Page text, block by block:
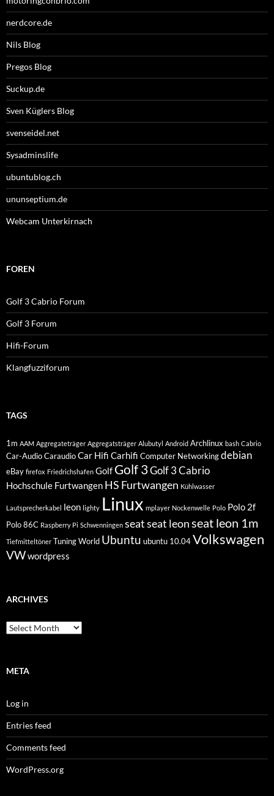
nerdcore.de
Nils Blog
Pregos Blog
Suckup.de
Sven Küglers Blog
svenseidel.net
Sysadminslife
ubuntublog.ch
ununseptium.de
Webcam Unterkirnach
FOREN
Golf 3 Cabrio Forum
Golf 3 Forum
Hifi-Forum
Klangfuzziforum
TAGS
1m AAM Aggregateträger Aggregatsträger Alubutyl Android Archlinux bash Cabrio
Car-AudioCaraudioCar Hifi Carhifi Computer Networkingdebian
eBay firefox Friedrichshafen Golf Golf 3Golf 3 Cabrio
Hochschule Furtwangen HS Furtwangen Kühlwasser
Lautsprecherkabel leon lighty Linux mplayer Nockenwelle Polo Polo 2f
Polo 86C Raspberry Pi Schwenningen seatseat leonseat leon 1m
Tiefmitteltöner Tuning World Ubuntu ubuntu 10.04Volkswagen
VWwordpress
ARCHIVES
Archives
META
Log in
Entries feed
Comments feed
WordPress.org